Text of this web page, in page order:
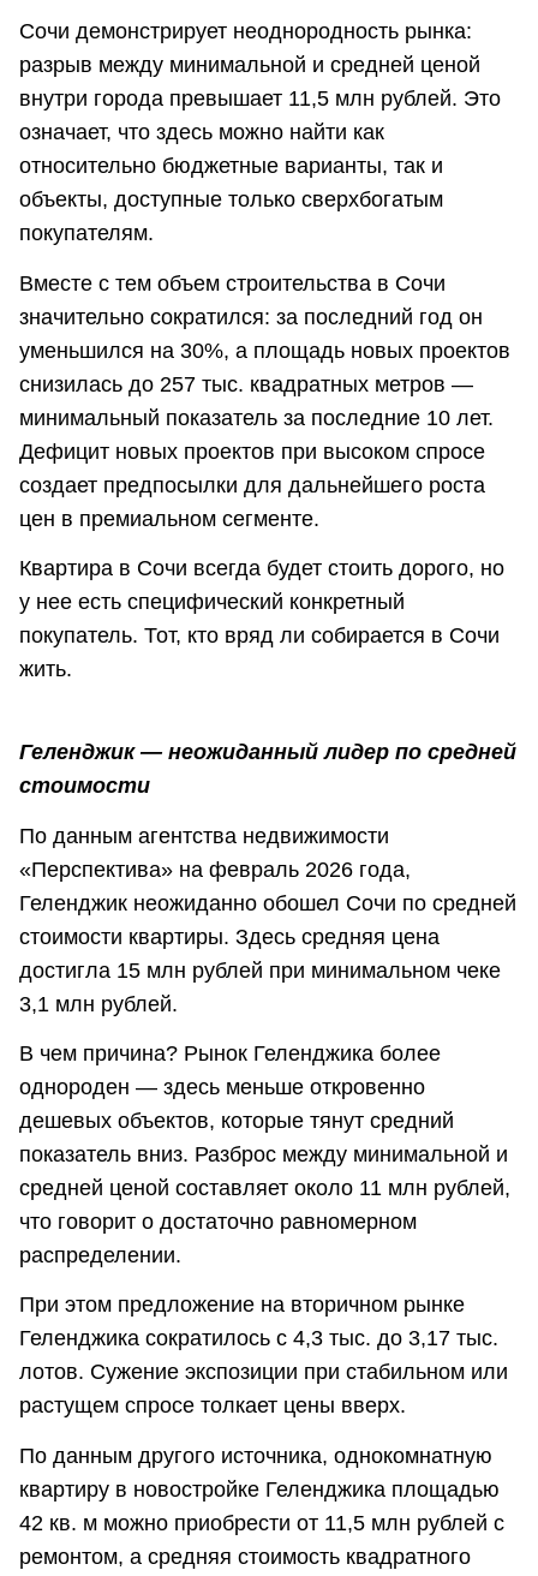
Сочи демонстрирует неоднородность рынка:
разрыв между минимальной и средней ценой
внутри города превышает 11,5 млн рублей. Это
означает, что здесь можно найти как
относительно бюджетные варианты, так и
объекты, доступные только сверхбогатым
покупателям.
Вместе с тем объем строительства в Сочи
значительно сократился: за последний год он
уменьшился на 30%, а площадь новых проектов
снизилась до 257 тыс. квадратных метров —
минимальный показатель за последние 10 лет.
Дефицит новых проектов при высоком спросе
создает предпосылки для дальнейшего роста
цен в премиальном сегменте.
Квартира в Сочи всегда будет стоить дорого, но
у нее есть специфический конкретный
покупатель. Тот, кто вряд ли собирается в Сочи
жить.
Геленджик — неожиданный лидер по средней
стоимости
По данным агентства недвижимости
«Перспектива» на февраль 2026 года,
Геленджик неожиданно обошел Сочи по средней
стоимости квартиры. Здесь средняя цена
достигла 15 млн рублей при минимальном чеке
3,1 млн рублей.
В чем причина? Рынок Геленджика более
однороден — здесь меньше откровенно
дешевых объектов, которые тянут средний
показатель вниз. Разброс между минимальной и
средней ценой составляет около 11 млн рублей,
что говорит о достаточно равномерном
распределении.
При этом предложение на вторичном рынке
Геленджика сократилось с 4,3 тыс. до 3,17 тыс.
лотов. Сужение экспозиции при стабильном или
растущем спросе толкает цены вверх.
По данным другого источника, однокомнатную
квартиру в новостройке Геленджика площадью
42 кв. м можно приобрести от 11,5 млн рублей с
ремонтом, а средняя стоимость квадратного